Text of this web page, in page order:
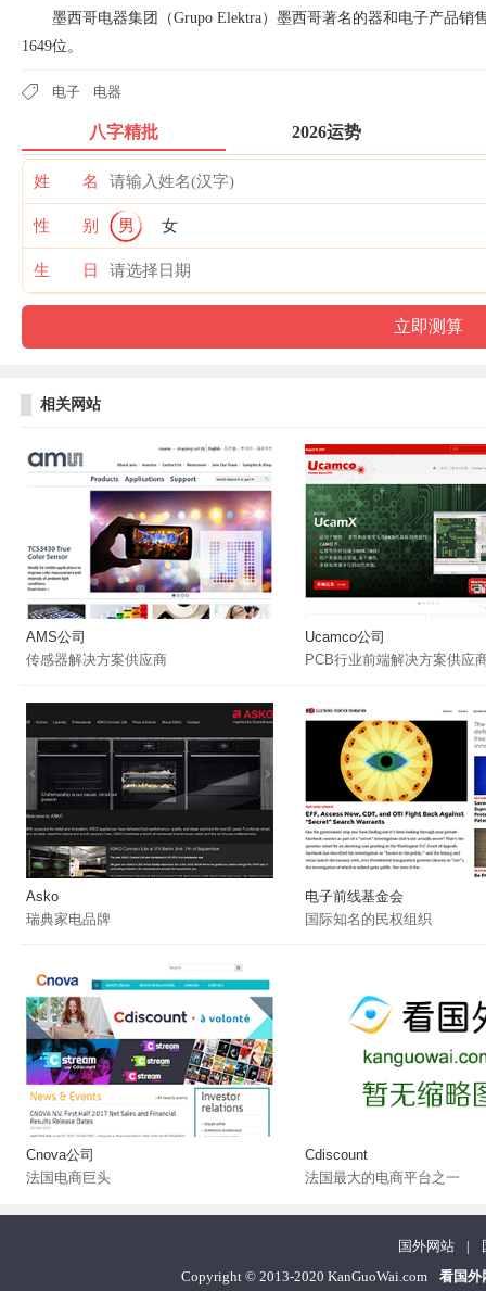
墨西哥电器集团（Grupo Elektra）墨西哥著名的器和电子产品销
1649位。
电子 电器
八字精批 2026运势
姓 名
性 别 男 女
生 日
相关网站
AMS公司
传感器解决方案供应商
Ucamco公司
PCB行业前端解决方案供应
Asko
瑞典家电品牌
电子前线基金会
国际知名的民权组织
Cnova公司
法国电商巨头
Cdiscount
法国最大的电商平台之一
国外网站 |
Copyright ©2013-2020 KanGuoWai.com 看国外